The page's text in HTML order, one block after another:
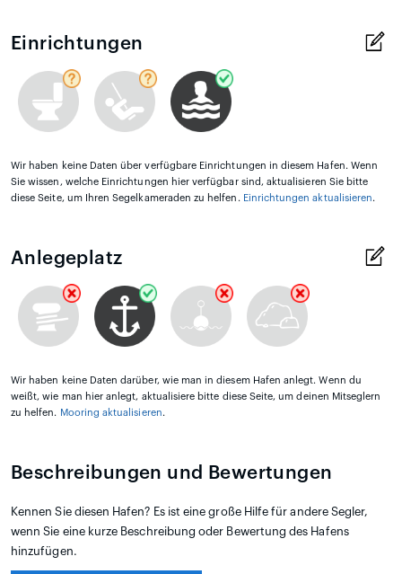
Einrichtungen
Wir haben keine Daten über verfügbare Einrichtungen in diesem Hafen. Wenn
Sie wissen, welche Einrichtungen hier verfügbar sind, aktualisieren Sie bitte
diese Seite, um Ihren Segelkameraden zu helfen. Einrichtungen aktualisieren.
Anlegeplatz
Wir haben keine Daten darüber, wie man in diesem Hafen anlegt. Wenn du
weißt, wie man hier anlegt, aktualisiere bitte diese Seite, um deinen Mitseglern
zu helfen. Mooring aktualisieren.
Beschreibungen und Bewertungen
Kennen Sie diesen Hafen? Es ist eine große Hilfe für andere Segler,
wenn Sie eine kurze Beschreibung oder Bewertung des Hafens
hinzufügen.